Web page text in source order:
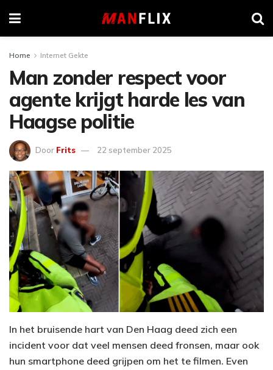
Home Internet Gekte
Man zonder respect voor
agente krijgt harde les van
Haagse politie
Door Frits 22 september 2025
In het bruisende hart van Den Haag deed zich een
incident voor dat veel mensen deed fronsen, maar ook
hun smartphone deed grijpen om het te filmen. Even